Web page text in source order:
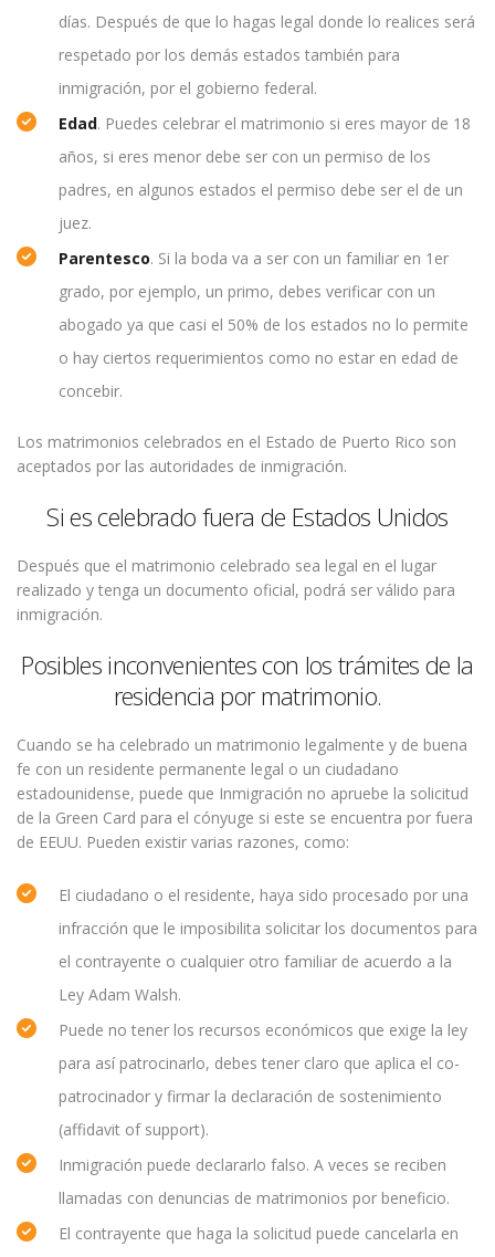
días. Después de que lo hagas legal donde lo realices será
respetado por los demás estados también para
inmigración, por el gobierno federal.
Edad. Puedes celebrar el matrimonio si eres mayor de 18
años, si eres menor debe ser con un permiso de los
padres, en algunos estados el permiso debe ser el de un
juez.
Parentesco. Si la boda va a ser con un familiar en 1er
grado, por ejemplo, un primo, debes verificar con un
abogado ya que casi el 50% de los estados no lo permite
o hay ciertos requerimientos como no estar en edad de
concebir.
Los matrimonios celebrados en el Estado de Puerto Rico son
aceptados por las autoridades de inmigración.
Si es celebrado fuera de Estados Unidos
Después que el matrimonio celebrado sea legal en el lugar
realizado y tenga un documento oficial, podrá ser válido para
inmigración.
Posibles inconvenientes con los trámites de la
residencia por matrimonio.
Cuando se ha celebrado un matrimonio legalmente y de buena
fe con un residente permanente legal o un ciudadano
estadounidense, puede que Inmigración no apruebe la solicitud
de la Green Card para el cónyuge si este se encuentra por fuera
de EEUU. Pueden existir varias razones, como:
El ciudadano o el residente, haya sido procesado por una
infracción que le imposibilita solicitar los documentos para
el contrayente o cualquier otro familiar de acuerdo a la
Ley Adam Walsh.
Puede no tener los recursos económicos que exige la ley
para así patrocinarlo, debes tener claro que aplica el co-
patrocinador y firmar la declaración de sostenimiento
(affidavit of support).
Inmigración puede declararlo falso. A veces se reciben
llamadas con denuncias de matrimonios por beneficio.
El contrayente que haga la solicitud puede cancelarla en